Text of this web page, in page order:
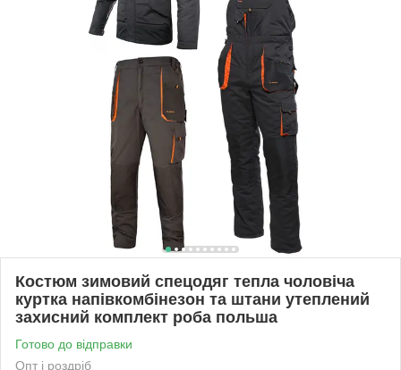
Костюм зимовий спецодяг тепла чоловіча
куртка напівкомбінезон та штани утеплений
захисний комплект роба польша
Готово до відправки
Опт і роздріб